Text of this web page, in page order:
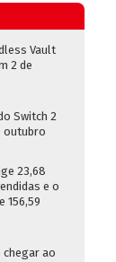
Vault
2 de
Switch 2
outubro
23,68
e o
156,59
chegar ao